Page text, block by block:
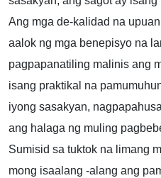
Ang mga de-kalidad na
aalok ng mga benepisyo na
pagpapanatiling malinis ang
isang praktikal na
iyong sasakyan,
ang halaga ng muling
Sumisid sa tuktok na limang
mong isaalang -alang ang